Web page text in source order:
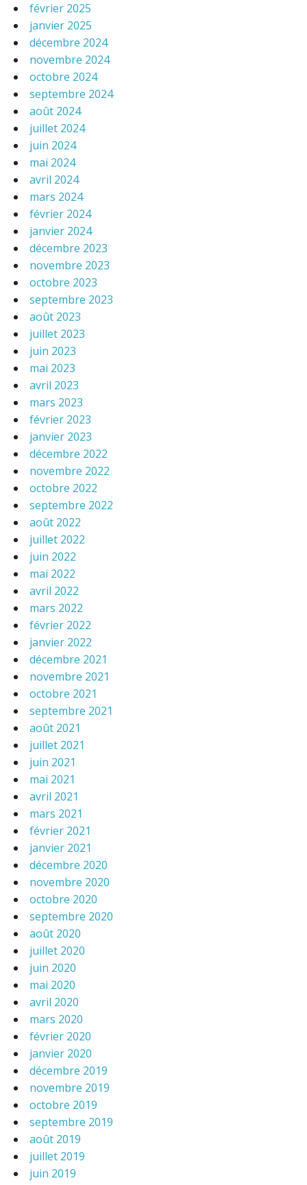
février 2025
janvier 2025
décembre 2024
novembre 2024
octobre 2024
septembre 2024
août 2024
juillet 2024
juin 2024
mai 2024
avril 2024
mars 2024
février 2024
janvier 2024
décembre 2023
novembre 2023
octobre 2023
septembre 2023
août 2023
juillet 2023
juin 2023
mai 2023
avril 2023
mars 2023
février 2023
janvier 2023
décembre 2022
novembre 2022
octobre 2022
septembre 2022
août 2022
juillet 2022
juin 2022
mai 2022
avril 2022
mars 2022
février 2022
janvier 2022
décembre 2021
novembre 2021
octobre 2021
septembre 2021
août 2021
juillet 2021
juin 2021
mai 2021
avril 2021
mars 2021
février 2021
janvier 2021
décembre 2020
novembre 2020
octobre 2020
septembre 2020
août 2020
juillet 2020
juin 2020
mai 2020
avril 2020
mars 2020
février 2020
janvier 2020
décembre 2019
novembre 2019
octobre 2019
septembre 2019
août 2019
juillet 2019
juin 2019